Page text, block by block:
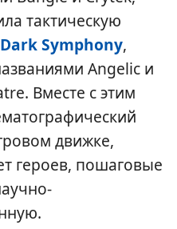
тактическую
Symphony,
Angelic и
Вместе с этим
движке,
героев, пошаговые